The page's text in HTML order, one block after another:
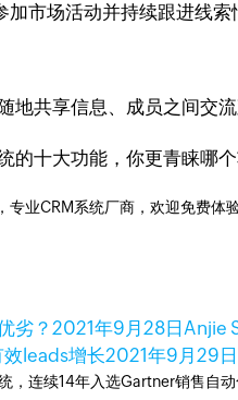
市场活动并持续跟进线索
地共享信息、成员之间交
的十大功能，你更青睐哪
专业CRM系统厂商，欢迎免费体
劣？2021年9月28日Anjie
leads增长2021年9月29日
，连续14年入选Gartner销售自